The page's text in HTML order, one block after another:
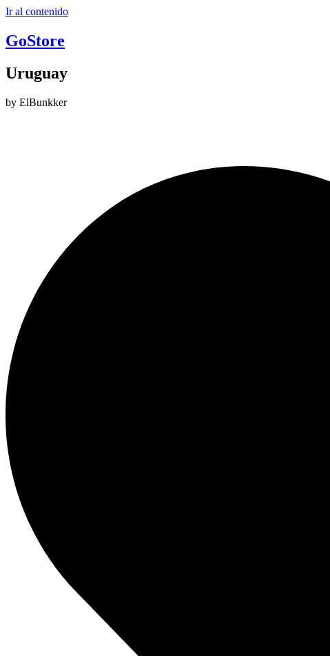
Ir al contenido
GoStore
Uruguay
by ElBunkker